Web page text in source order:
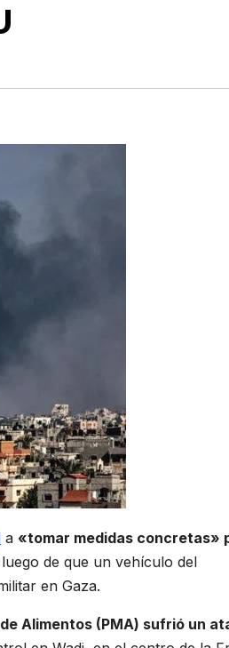
a «tomar medidas concretas»
de que un vehículo del
en Gaza.
Alimentos (PMA) sufrió un